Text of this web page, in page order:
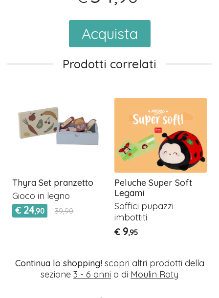
Acquista
Prodotti correlati
Thyra Set pranzetto
Gioco in legno
€ 24,90 39,90
Peluche Super Soft
Legami
Soffici pupazzi
imbottiti
€ 9,95
Continua lo shopping!scopri altri prodotti della
sezione 3 - 6 anni o di Moulin Roty